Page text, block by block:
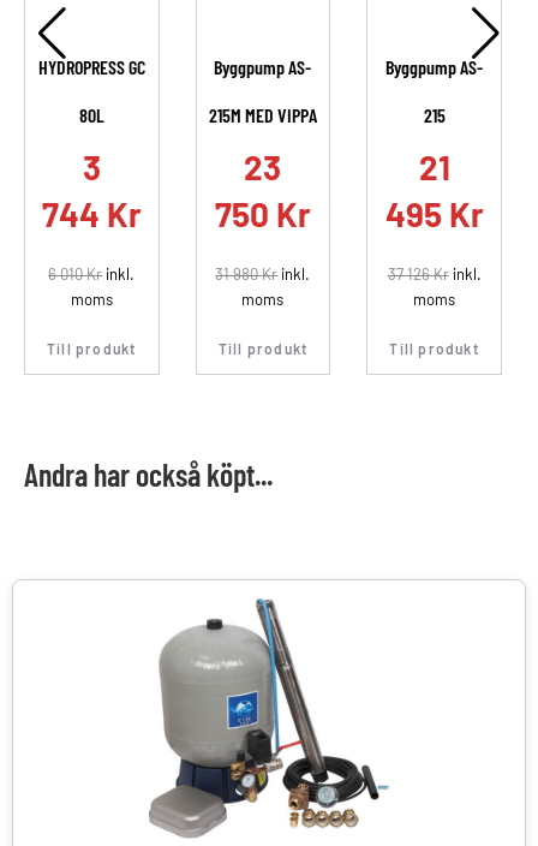
HYDROPRESS GC
80L
3
744 Kr
6 010Krinkl.
moms
Till produkt
Byggpump AS-
215M MED VIPPA
23
750 Kr
31 980Krinkl.
moms
Till produkt
Byggpump AS-
215
21
495 Kr
37 126Krinkl.
moms
Till produkt
Andra har också köpt...